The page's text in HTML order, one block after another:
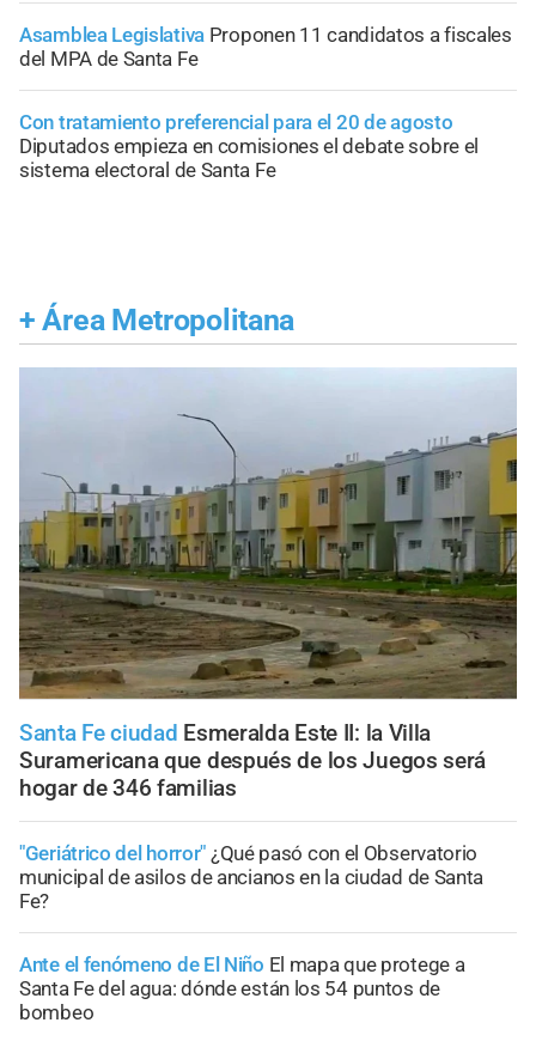
Asamblea Legislativa Proponen 11 candidatos a fiscales
del MPA de Santa Fe
Con tratamiento preferencial para el 20 de agosto
Diputados empieza en comisiones el debate sobre el
sistema electoral de Santa Fe
+ Área Metropolitana
Santa Fe ciudad Esmeralda Este II: la Villa
Suramericana que después de los Juegos será
hogar de 346 familias
"Geriátrico del horror" ¿Qué pasó con el Observatorio
municipal de asilos de ancianos en la ciudad de Santa
Fe?
Ante el fenómeno de El Niño El mapa que protege a
Santa Fe del agua: dónde están los 54 puntos de
bombeo